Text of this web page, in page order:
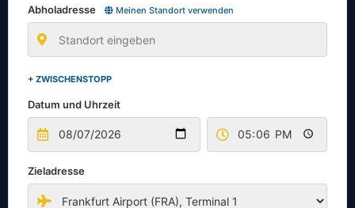
Abholadresse Meinen Standort verwenden
+ ZWISCHENSTOPP
Datum und Uhrzeit
Zieladresse